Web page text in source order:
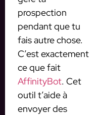
prospection
pendant que tu
fais autre chose.
C’est exactement
ce que fait
AffinityBot. Cet
outil t’aide à
envoyer des